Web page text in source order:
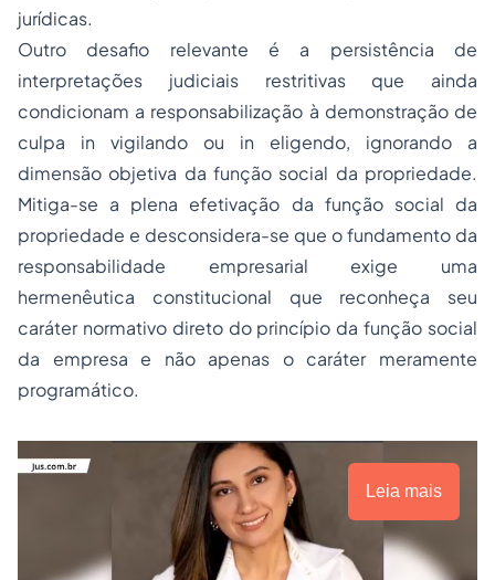
jurídicas.
Outro desafio relevante é a persistência de
interpretações judiciais restritivas que ainda
condicionam a responsabilização à demonstração de
culpa in vigilando ou in eligendo, ignorando a
dimensão objetiva da função social da propriedade.
Mitiga-se a plena efetivação da função social da
propriedade e desconsidera-se que o fundamento da
responsabilidade empresarial exige uma
hermenêutica constitucional que reconheça seu
caráter normativo direto do princípio da função social
da empresa e não apenas o caráter meramente
programático.
Leia mais